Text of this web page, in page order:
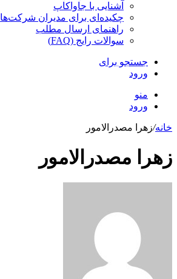
آشنایی با جاواکاپ
چکیده‌ای برای مدیران شرکت‌ها
راهنمای ارسال مطلب
سوالات رایج (FAQ)
جستجو برای
ورود
منو
ورود
خانه/زهرا مصدرالامور
زهرا مصدرالامور